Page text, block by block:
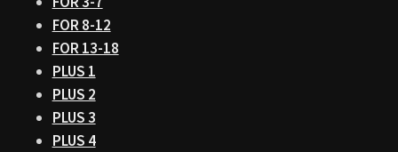
FOR 8-12
FOR 13-18
PLUS 1
PLUS 2
PLUS 3
PLUS 4